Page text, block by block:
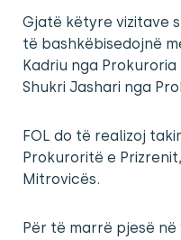
Gjatë këtyre vizitave
të bashkëbisedojnë
Kadriu nga
Shukri Jashari nga
FOL do të realizoj
Prokuroritë e
Mitrovicës.
Për të marrë pjesë